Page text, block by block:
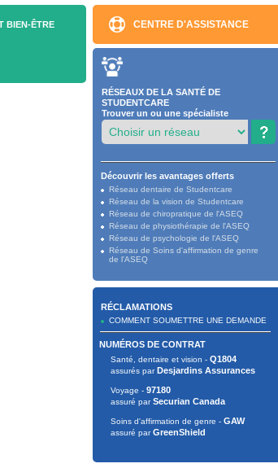
BIEN-ÊTRE CENTRE D'ASSISTANCE
RÉSEAUX DE LA SANTÉ DE
STUDENTCARE
Trouver un ou une spécialiste
Découvrir les avantages offerts
Réseau dentaire de Studentcare
Réseau de la vision de Studentcare
Réseau de chiropratique de l'ASEQ
Réseau de physiothérapie de l'ASEQ
Réseau de psychologie de l'ASEQ
Réseau de Soins d'affirmation de genre
de l'ASEQ
RÉCLAMATIONS
COMMENT SOUMETTRE UNE DEMANDE
NUMÉROS DE CONTRAT
Santé, dentaire et vision - Q1804
assurés parDesjardins Assurances
Voyage - 97180
assuré parSecurian Canada
Soins d'affirmation de genre - GAW
assuré parGreenShield